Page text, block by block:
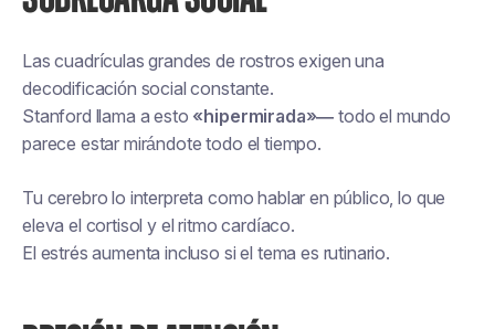
Las cuadrículas grandes de rostros exigen una
decodificación social constante.
Stanford llama a esto «hipermirada»— todo el mundo
parece estar mirándote todo el tiempo.
Tu cerebro lo interpreta como hablar en público, lo que
eleva el cortisol y el ritmo cardíaco.
El estrés aumenta incluso si el tema es rutinario.